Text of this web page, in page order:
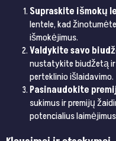
Supraskite išmokų
lentele, kad
išmokėjimus.
Valdykite savo
nustatykite biudžetą
perteklinio išlaidavimo.
Pasinaudokite
sukimus ir premijų
potencialius